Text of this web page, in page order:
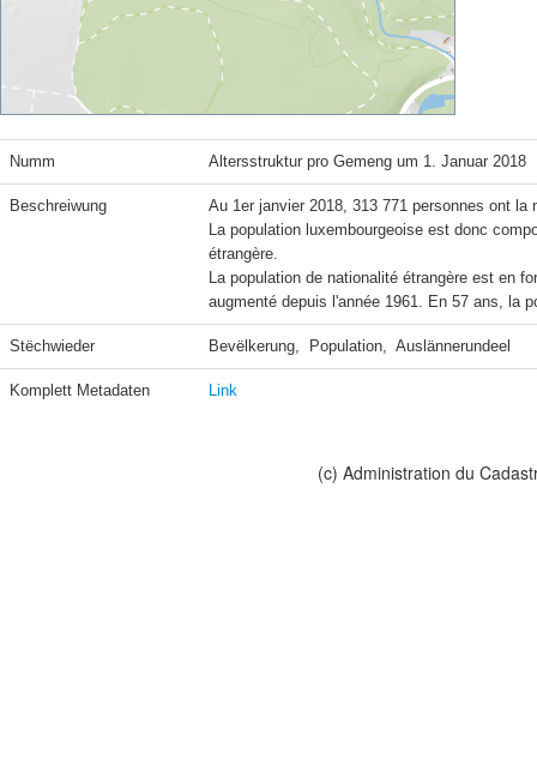
Numm Altersstruktur pro Gemeng um 1. Januar 2018
Beschreiwung
Au 1er janvier 2018, 313 771 personnes ont
La population luxembourgeoise est donc
étrangère.
La population de nationalité étrangère est en
Stëchwieder Bevëlkerung,  Population,  Auslännerundeel
Komplett Metadaten Link
(c) Administration du